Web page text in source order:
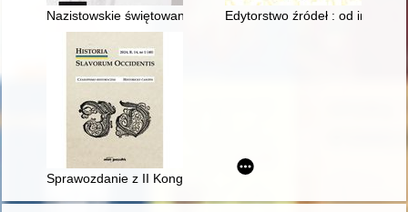
Nazistowskie świętowanie w okupowanym przez Niemców
Edytorstwo źródeł : od
Sprawozdanie z II Kongresu Czechoznawstwa Polskiego i